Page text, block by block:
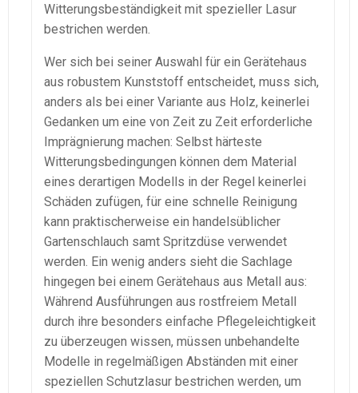
Witterungsbeständigkeit mit spezieller Lasur
bestrichen werden.
Wer sich bei seiner Auswahl für ein Gerätehaus
aus robustem Kunststoff entscheidet, muss sich,
anders als bei einer Variante aus Holz, keinerlei
Gedanken um eine von Zeit zu Zeit erforderliche
Imprägnierung machen: Selbst härteste
Witterungsbedingungen können dem Material
eines derartigen Modells in der Regel keinerlei
Schäden zufügen, für eine schnelle Reinigung
kann praktischerweise ein handelsüblicher
Gartenschlauch samt Spritzdüse verwendet
werden. Ein wenig anders sieht die Sachlage
hingegen bei einem Gerätehaus aus Metall aus:
Während Ausführungen aus rostfreiem Metall
durch ihre besonders einfache Pflegeleichtigkeit
zu überzeugen wissen, müssen unbehandelte
Modelle in regelmäßigen Abständen mit einer
speziellen Schutzlasur bestrichen werden, um